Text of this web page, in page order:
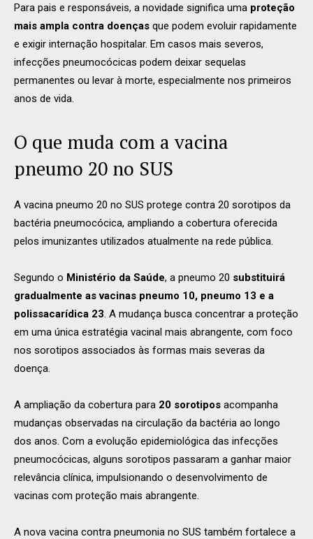
Para pais e responsáveis, a novidade significa uma proteção
mais ampla contra doenças que podem evoluir rapidamente
e exigir internação hospitalar. Em casos mais severos,
infecções pneumocócicas podem deixar sequelas
permanentes ou levar à morte, especialmente nos primeiros
anos de vida.
O que muda com a vacina
pneumo 20 no SUS
A vacina pneumo 20 no SUS protege contra 20 sorotipos da
bactéria pneumocócica, ampliando a cobertura oferecida
pelos imunizantes utilizados atualmente na rede pública.
Segundo o Ministério da Saúde, a pneumo 20 substituirá
gradualmente as vacinas pneumo 10, pneumo 13 e a
polissacarídica 23. A mudança busca concentrar a proteção
em uma única estratégia vacinal mais abrangente, com foco
nos sorotipos associados às formas mais severas da
doença.
A ampliação da cobertura para 20 sorotipos acompanha
mudanças observadas na circulação da bactéria ao longo
dos anos. Com a evolução epidemiológica das infecções
pneumocócicas, alguns sorotipos passaram a ganhar maior
relevância clínica, impulsionando o desenvolvimento de
vacinas com proteção mais abrangente.
A nova vacina contra pneumonia no SUS também fortalece a